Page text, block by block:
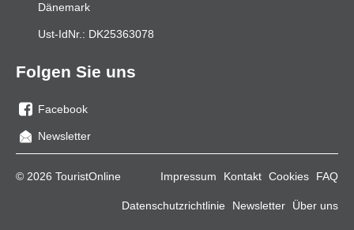
Dänemark
Ust-IdNr.: DK25363078
Folgen Sie uns
Sie
uns
Facebook
Newsletter
© 2026 TouristOnline Impressum Kontakt Cookies FAQ
Datenschutzrichtlinie Newsletter Über uns